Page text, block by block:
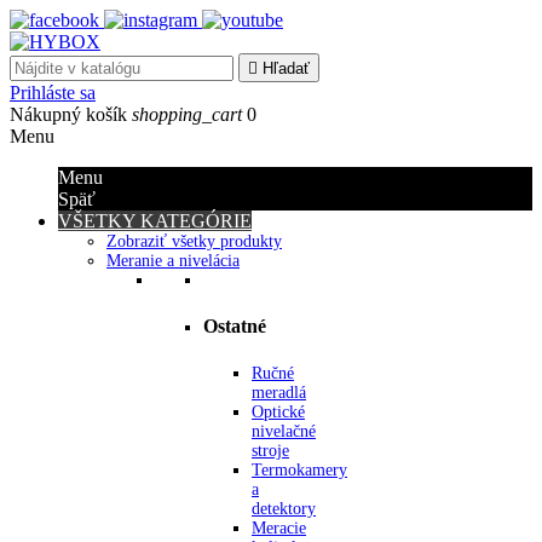
 Hľadať
Prihláste sa
Nákupný košík shopping_cart 0
Menu
Menu
Späť
VŠETKY KATEGÓRIE
Zobraziť všetky produkty
Meranie a nivelácia
Ostatné
Ručné
meradlá
Optické
nivelačné
stroje
Termokamery
a
detektory
Meracie